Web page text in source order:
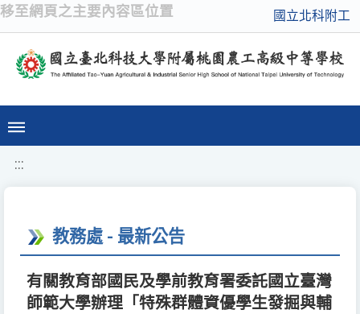
移至網頁之主要內容區位置 國立北科附工
:::
教務處 - 最新公告
有關教育部國民及學前教育署委託國立臺灣
師範大學辦理「特殊群體資優學生發掘與輔